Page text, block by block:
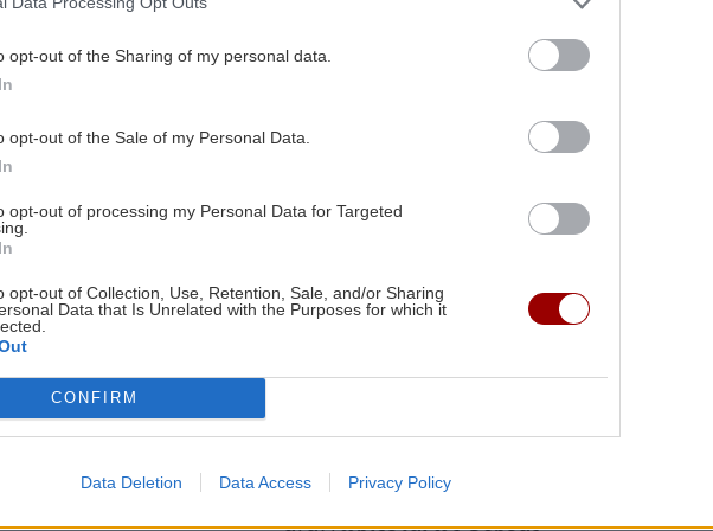
opt-out of the Sharing of my personal data.
opt-out of the Sale of my Personal Data.
opt-out of processing my Personal Data for Targeted
opt-out of Collection, Use, Retention, Sale, and/or Sharing
Data that Is Unrelated with the Purposes for which it
CONFIRM
Data Deletion Data Access Privacy Policy
06:45 | 24/09/2025
ανακάλυψαν νέα
Παγκόσμια Ημέρα Εθελοντή
αίμα φωταγωγήθηκε η Βουλή
Body
Ο εθελοντής αιμοδότης
αναγνωρίζεται ως φορέας